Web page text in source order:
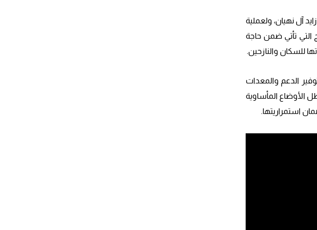
آل نهيان، ولعملية
التي تأتي ضمن حاجة
للسكان والنازحين.
الدعم والمعدات
الأوضاع المأساوية
استمراريتها.